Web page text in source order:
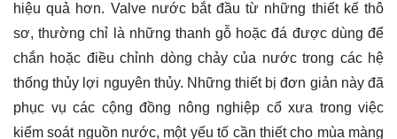
hiệu quả hơn. Valve nước bắt đầu từ những thiết kế thô
sơ, thường chỉ là những thanh gỗ hoặc đá được dùng để
chắn hoặc điều chỉnh dòng chảy của nước trong các hệ
thống thủy lợi nguyên thủy. Những thiết bị đơn giản này đã
phục vụ các cộng đồng nông nghiệp cổ xưa trong việc
kiểm soát nguồn nước, một yếu tố cần thiết cho mùa màng